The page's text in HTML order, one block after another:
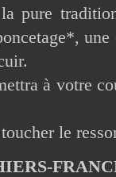
pure
à votre
le